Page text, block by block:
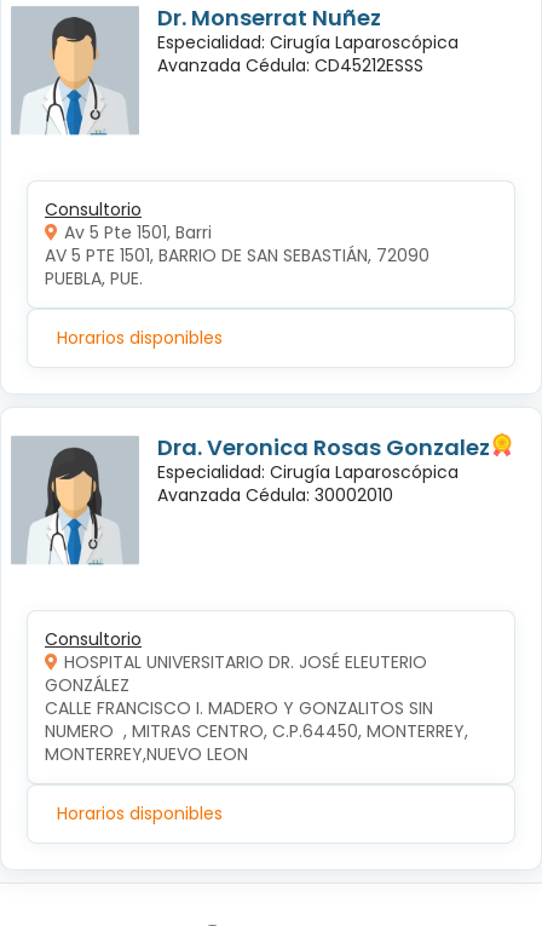
Dr. Monserrat Nuñez
Especialidad: Cirugía Laparoscópica
Avanzada Cédula: CD45212ESSS
Consultorio
Av 5 Pte 1501, Barri
AV 5 PTE 1501, BARRIO DE SAN SEBASTIÁN, 72090
PUEBLA, PUE.
Horarios disponibles
Dra. Veronica Rosas Gonzalez
Especialidad: Cirugía Laparoscópica
Avanzada Cédula: 30002010
Consultorio
HOSPITAL UNIVERSITARIO DR. JOSÉ ELEUTERIO
GONZÁLEZ
CALLE FRANCISCO I. MADERO Y GONZALITOS SIN
NUMERO  , MITRAS CENTRO, C.P.64450, MONTERREY,
MONTERREY,NUEVO LEON
Horarios disponibles